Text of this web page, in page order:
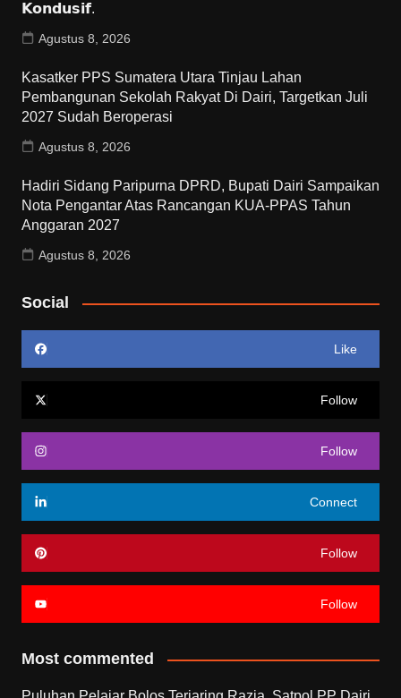
𝗞𝗼𝗻𝗱𝘂𝘀𝗶𝗳.
Agustus 8, 2026
Kasatker PPS Sumatera Utara Tinjau Lahan
Pembangunan Sekolah Rakyat Di Dairi, Targetkan Juli
2027 Sudah Beroperasi
Agustus 8, 2026
Hadiri Sidang Paripurna DPRD, Bupati Dairi Sampaikan
Nota Pengantar Atas Rancangan KUA-PPAS Tahun
Anggaran 2027
Agustus 8, 2026
Social
Like
Follow
Follow
Connect
Follow
Follow
Most commented